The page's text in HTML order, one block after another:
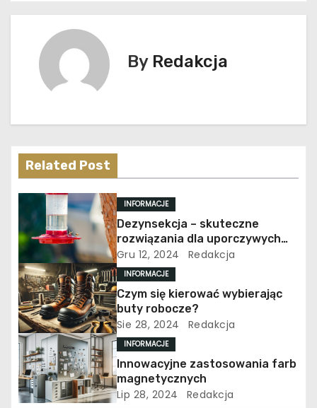
w
c
a
w
p
i
s
u
By Redakcja
Related Post
INFORMACJE
Dezynsekcja – skuteczne
rozwiązania dla uporczywych
problemów z owadami
Gru 12, 2024 Redakcja
INFORMACJE
Czym się kierować wybierając
buty robocze?
Sie 28, 2024 Redakcja
INFORMACJE
Innowacyjne zastosowania farb
magnetycznych
Lip 28, 2024 Redakcja